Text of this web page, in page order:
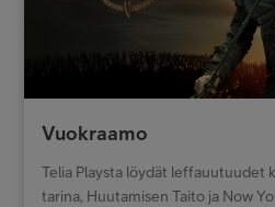
Vuokraamo
Telia Playsta löydät leffauutuudet
tarina, Huutamisen Taito ja Now